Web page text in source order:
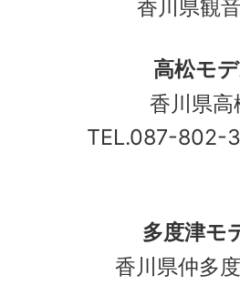
香川県観
高松モ
香川県
TEL.087-802-
多度津モ
香川県仲多